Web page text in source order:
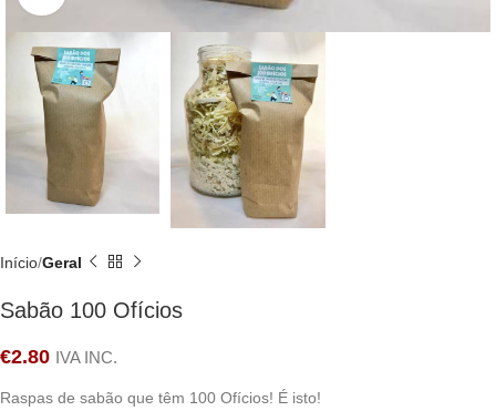
Início Geral
Sabão 100 Ofícios
€2.80 IVA INC.
Raspas de sabão que têm 100 Ofícios! É isto!